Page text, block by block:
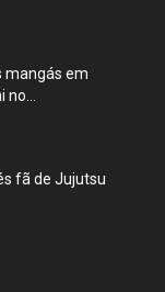
mangás em
fã de Jujutsu